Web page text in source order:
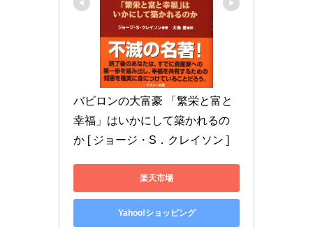
バビロンの大富豪 「繁栄と富と
幸福」はいかにして築かれるの
か [ ジョージ・S．クレイソン ]
楽天市場
Yahoo!ショッピング